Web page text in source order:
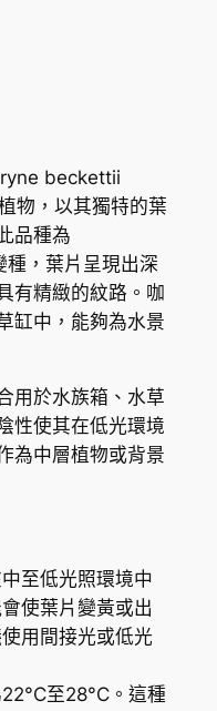
H
K
$
6
.
1
7
beckettii
物，以其獨特的葉
品種為
，葉片呈現出深
有精緻的紋路。咖
缸中，能夠為水景
用於水族箱、水草
性使其在低光環境
為中層植物或背景
至低光照環境中
使葉片變黃或出
用間接光或低光
至28°C。這種